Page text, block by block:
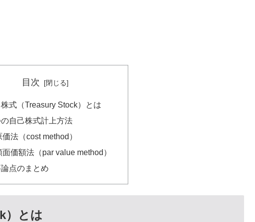
目次
式（Treasury Stock）とは
の自己株式計上方法
価法（cost method）
面価額法（par value method）
点のまとめ
）とは